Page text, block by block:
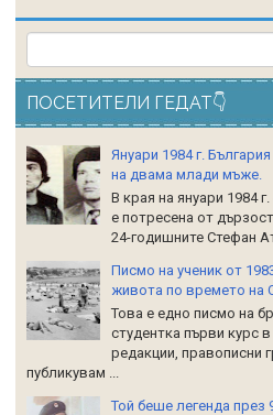
ПОСЕТИТЕЛИ ГЕДАТ👇
Януари 1984 г.
на двама млади мъже.
В края на януари 1984
е потресена от
24-годишните Стефан
Писмо на ученик от
живота по времето на
Това е едно писмо на
студентка първи курс
редакции, правописни
публикувам ...
Той беше легенда през